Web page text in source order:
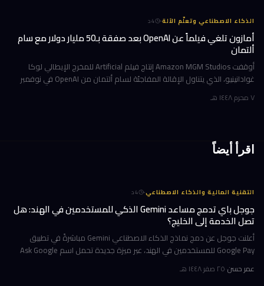
الذكاء الاصطناعي وتعلّم الآلة·
4د
أمازون تلغي فيلماً عن OpenAI بعد صفقة بـ50 مليار دولار مع سام
ألتمان
أوقفت Amazon MGM Studios إنتاج فيلم Artificial للمخرج الإيطالي لوكا
غوادانينيو، الذي يتناول الإقالة المفاجئة لسام ألتمان من OpenAI في نوفمبر
٧ محرم ١٤٤٨ هـ
اقرأ أيضاً
التقنية المالية والذكاء الاصطناعي·
4د
جوجل باي تدمج مساعد Gemini الذكي للمستخدمين في الهند: هل
تصل الخدمة إلى الخليج؟
أعلنت جوجل عن دمج نماذج الذكاء الاصطناعي Gemini مباشرةً في تطبيق
Google Pay للمستخدمين في الهند، عبر ميزة جديدة تحمل اسم Ask Google
عمر حسن·٢٥ صفر ١٤٤٨ هـ